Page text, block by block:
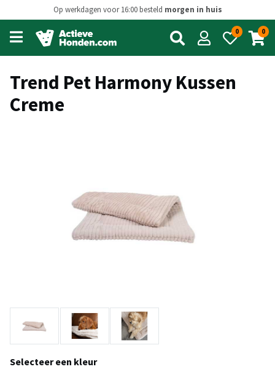
Op werkdagen voor 16:00 besteld morgen in huis
Open
main
menu
0 0
Trend Pet Harmony Kussen
Creme
Selecteer een kleur